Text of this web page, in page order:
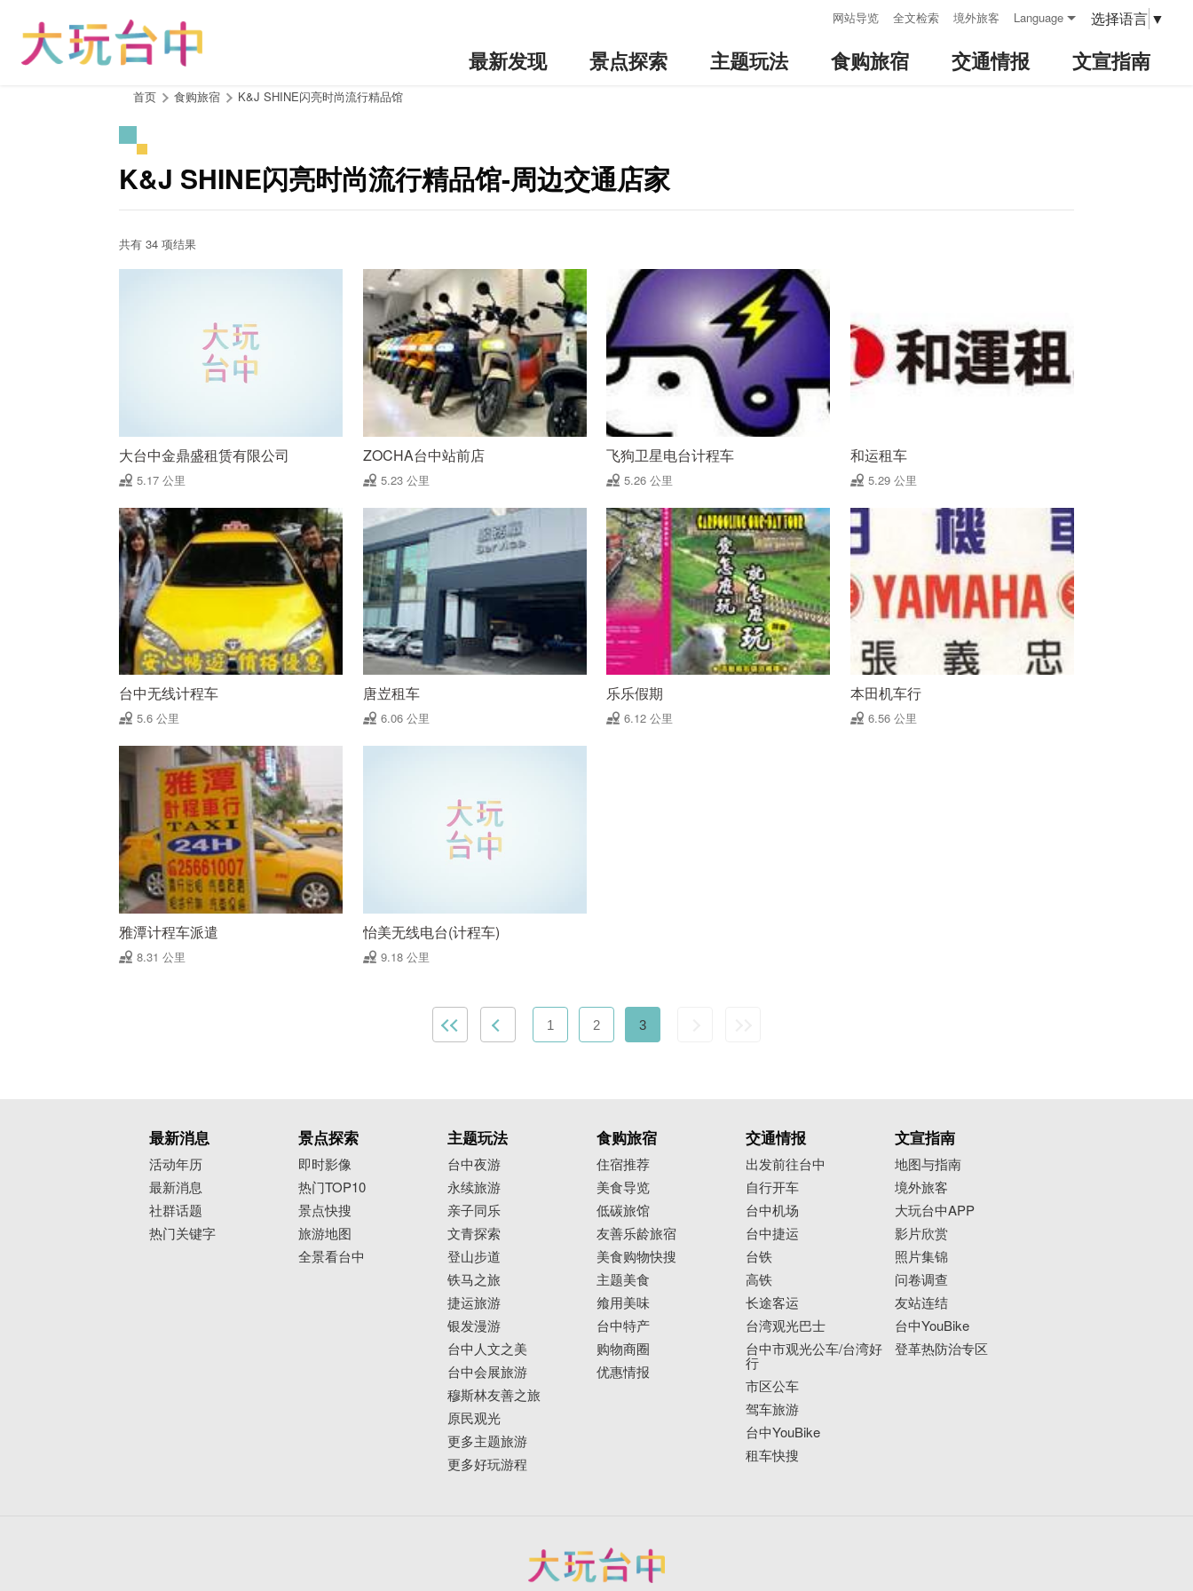
网站导览 全文检索 境外旅客 Language 选择语言 ▼
最新发现 景点探索 主题玩法 食购旅宿 交通情报 文宣指南
首页 食购旅宿 K&J SHINE闪亮时尚流行精品馆
K&J SHINE闪亮时尚流行精品馆-周边交通店家
共有 34 项结果
大台中金鼎盛租赁有限公司
5.17 公里
ZOCHA台中站前店
5.23 公里
飞狗卫星电台计程车
5.26 公里
和运租车
5.29 公里
台中无线计程车
5.6 公里
唐岦租车
6.06 公里
乐乐假期
6.12 公里
本田机车行
6.56 公里
雅潭计程车派遣
8.31 公里
怡美无线电台(计程车)
9.18 公里
1 2 3
最新消息
活动年历
最新消息
社群话题
热门关键字
景点探索
即时影像
热门TOP10
景点快搜
旅游地图
全景看台中
主题玩法
台中夜游
永续旅游
亲子同乐
文青探索
登山步道
铁马之旅
捷运旅游
银发漫游
台中人文之美
台中会展旅游
穆斯林友善之旅
原民观光
更多主题旅游
更多好玩游程
食购旅宿
住宿推荐
美食导览
低碳旅馆
友善乐龄旅宿
美食购物快搜
主题美食
飨用美味
台中特产
购物商圈
优惠情报
交通情报
出发前往台中
自行开车
台中机场
台中捷运
台铁
高铁
长途客运
台湾观光巴士
台中市观光公车/台湾好
行
市区公车
驾车旅游
台中YouBike
租车快搜
文宣指南
地图与指南
境外旅客
大玩台中APP
影片欣赏
照片集锦
问卷调查
友站连结
台中YouBike
登革热防治专区